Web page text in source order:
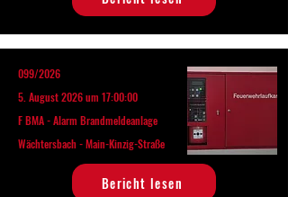
099/2026
5. August 2026 um 17:00:00
F BMA - Alarm Brandmeldeanlage
Wächtersbach - Main-Kinzig-Straße
Bericht lesen